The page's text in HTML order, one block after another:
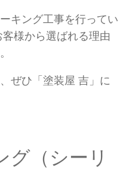
キング工事を行ってい
様から選ばれる理由
ぜひ「塗装屋 吉」に
グ（シーリ